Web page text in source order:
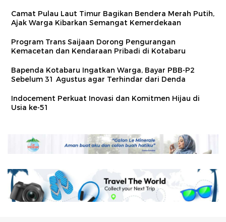
Camat Pulau Laut Timur Bagikan Bendera Merah Putih,
Ajak Warga Kibarkan Semangat Kemerdekaan
Program Trans Saijaan Dorong Pengurangan
Kemacetan dan Kendaraan Pribadi di Kotabaru
Bapenda Kotabaru Ingatkan Warga, Bayar PBB-P2
Sebelum 31 Agustus agar Terhindar dari Denda
Indocement Perkuat Inovasi dan Komitmen Hijau di
Usia ke-51